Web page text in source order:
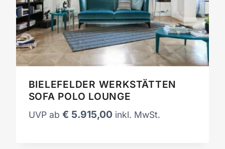
BIELEFELDER WERKSTÄTTEN
SOFA POLO LOUNGE
UVP ab € 5.915,00 inkl. MwSt.